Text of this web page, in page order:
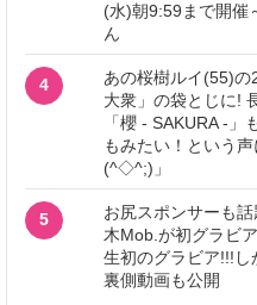
(水)朝9:59まで開催
ん
4
あの桜樹ルイ(55)の
大衆」の袋とじに!
「櫻 - SAKURA -
もみたい！という
(^◇^;)」
5
お尻スポンサーも
木Mob.が初グラビ
生初のグラビア!!!
裏側動画も公開